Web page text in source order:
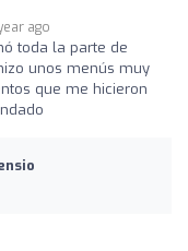
ago
toda la parte de
unos menús muy
que me hicieron